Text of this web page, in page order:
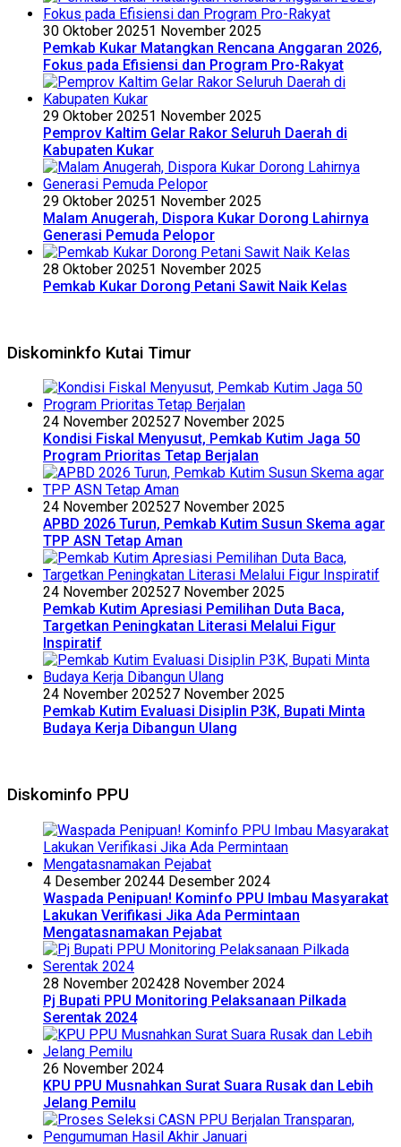
30 Oktober 20251 November 2025
Pemkab Kukar Matangkan Rencana Anggaran 2026,
Fokus pada Efisiensi dan Program Pro-Rakyat
29 Oktober 20251 November 2025
Pemprov Kaltim Gelar Rakor Seluruh Daerah di
Kabupaten Kukar
29 Oktober 20251 November 2025
Malam Anugerah, Dispora Kukar Dorong Lahirnya
Generasi Pemuda Pelopor
28 Oktober 20251 November 2025
Pemkab Kukar Dorong Petani Sawit Naik Kelas
Diskominkfo Kutai Timur
24 November 202527 November 2025
Kondisi Fiskal Menyusut, Pemkab Kutim Jaga 50
Program Prioritas Tetap Berjalan
24 November 202527 November 2025
APBD 2026 Turun, Pemkab Kutim Susun Skema agar
TPP ASN Tetap Aman
24 November 202527 November 2025
Pemkab Kutim Apresiasi Pemilihan Duta Baca,
Targetkan Peningkatan Literasi Melalui Figur
Inspiratif
24 November 202527 November 2025
Pemkab Kutim Evaluasi Disiplin P3K, Bupati Minta
Budaya Kerja Dibangun Ulang
Diskominfo PPU
4 Desember 20244 Desember 2024
Waspada Penipuan! Kominfo PPU Imbau Masyarakat
Lakukan Verifikasi Jika Ada Permintaan
Mengatasnamakan Pejabat
28 November 202428 November 2024
Pj Bupati PPU Monitoring Pelaksanaan Pilkada
Serentak 2024
26 November 2024
KPU PPU Musnahkan Surat Suara Rusak dan Lebih
Jelang Pemilu